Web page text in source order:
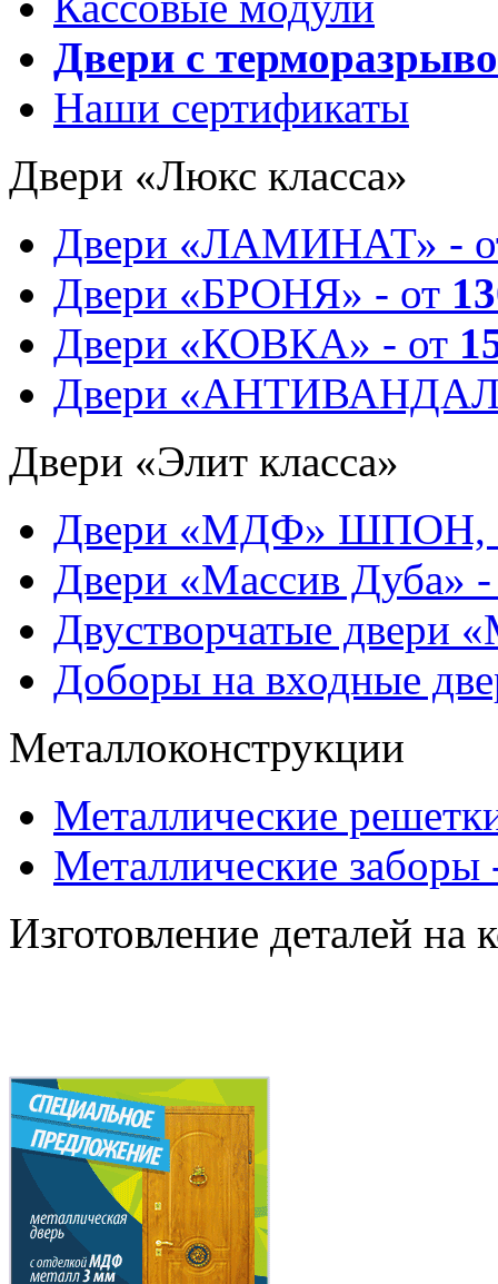
Двери с
Наши сертификаты
Двери «Люкс класса»
Двери «ЛАМИНАТ» -
Двери «БРОНЯ» - от
Двери «КОВКА» - от
Двери
Двери «Элит класса»
Двери «МДФ» ШПОН,
Двери «Массив Дуба»
Двустворчатые
Доборы на входные
Металлоконструкции
Металлические
Металлические
Изготовление деталей